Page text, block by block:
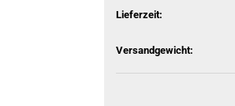
Lieferzeit:
Versandgewicht: